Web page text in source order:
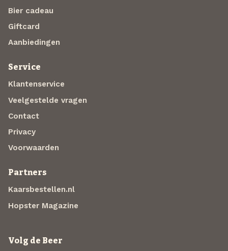
Bier cadeau
Giftcard
Aanbiedingen
Service
Klantenservice
Veelgestelde vragen
Contact
Privacy
Voorwaarden
Partners
Kaarsbestellen.nl
Hopster Magazine
Volg de Beer